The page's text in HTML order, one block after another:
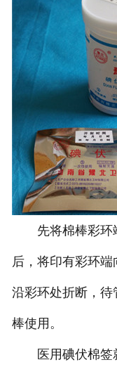
先将棉棒彩环
后，将印有彩环
沿彩环处折断，
棒使用。
医用碘伏棉签